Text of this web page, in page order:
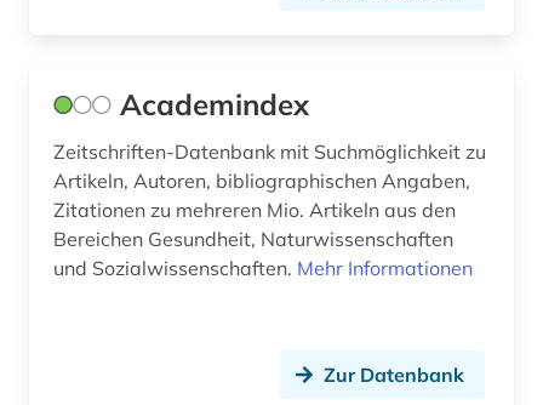
bildungschancen (2)
bildungsfinanzierung (1)
bildungsforschung (2)
bildungsinvestition (2)
Suedostasien (1)
Suedosteuropa (1)
Tschechische Republik (3)
Tuerkei (1)
Academindex
Zeitschriften-Datenbank mit Suchmöglichkeit zu
Artikeln, Autoren, bibliographischen Angaben,
Zitationen zu mehreren Mio. Artikeln aus den
Bereichen Gesundheit, Naturwissenschaften
und Sozialwissenschaften. Mehr Informationen
Zur Datenbank